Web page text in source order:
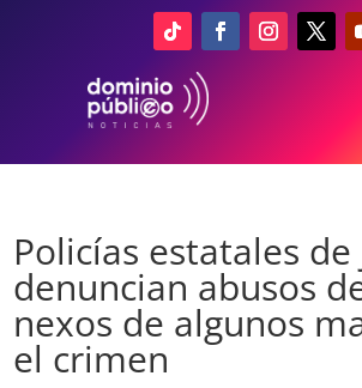
Policías estatales de
denuncian abusos
nexos de algunos
el crimen